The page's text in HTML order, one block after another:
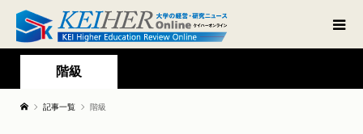
階級
記事一覧 階級